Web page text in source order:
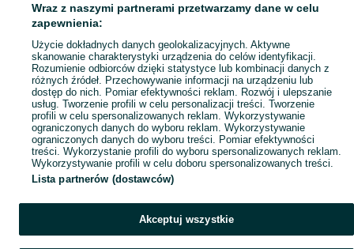
Mapa ministron
Popularne wyszukiwania
Wraz z naszymi partnerami przetwarzamy dane w celu
zapewnienia:
Użycie dokładnych danych geolokalizacyjnych. Aktywne
skanowanie charakterystyki urządzenia do celów identyfikacji.
Rozumienie odbiorców dzięki statystyce lub kombinacji danych z
różnych źródeł. Przechowywanie informacji na urządzeniu lub
dostęp do nich. Pomiar efektywności reklam. Rozwój i ulepszanie
usług. Tworzenie profili w celu personalizacji treści. Tworzenie
profili w celu spersonalizowanych reklam. Wykorzystywanie
ograniczonych danych do wyboru reklam. Wykorzystywanie
ograniczonych danych do wyboru treści. Pomiar efektywności
treści. Wykorzystanie profili do wyboru spersonalizowanych reklam.
Wykorzystywanie profili w celu doboru spersonalizowanych treści.
Lista partnerów (dostawców)
Akceptuj wszystkie